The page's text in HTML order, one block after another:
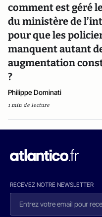
comment est géré
du ministère de
pour que les
manquent autant
augmentation
?
Philippe Dominati
1 min de lecture
RECEVEZ NOTRE NEWSLETTER